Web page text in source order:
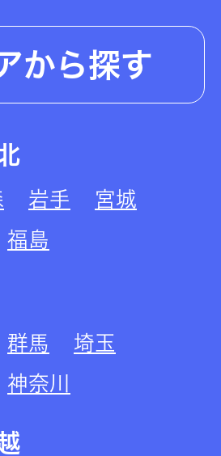
から探す
岩手
宮城
福島
群馬
埼玉
神奈川